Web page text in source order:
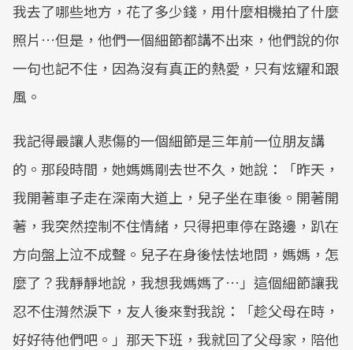
我去了哪些地方，花了多少錢，用什麼相機拍了什麼
照片…但是，他們一個細節都講不出來，他們說的你
一句也記不住，因為沒有真正的熱愛，只有炫耀和跟
風。
我記得最讓人悲傷的一個細節是三年前一位朋友講
的。那段時間，她媽媽剛去世不久，她說：「昨天，
我開著車子走在深南大道上，兒子坐在車後。開著開
著，我突然控制不住情緒，只得把車停在路邊，趴在
方向盤上泣不成聲。兒子在身後怯怯地問，媽媽，怎
麼了？我靜靜地說，我想我媽媽了…」這個細節讓我
忍不住潸然淚下，友人後來對我說：「趁父母在時，
好好待他們吧。」那天下班，我就回了父母家，陪他